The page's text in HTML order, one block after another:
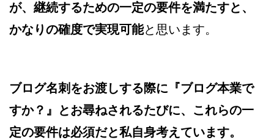
が、継続するための一定の要件を満たすと、
かなりの確度で実現可能と思います。
ブログ名刺をお渡しする際に『ブログ本業で
すか？』とお尋ねされるたびに、これらの一
定の要件は必須だと私自身考えています。